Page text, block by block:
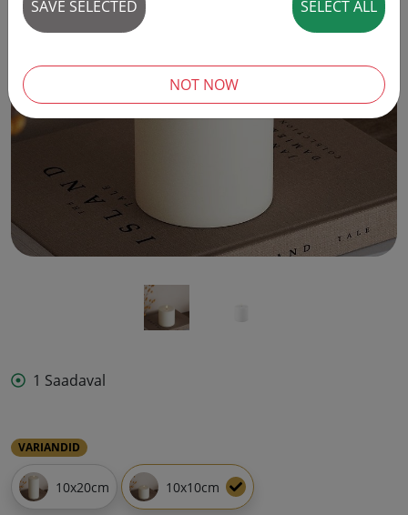
1 Saadaval
VARIANDID
10x20cm 10x10cm
SAVE SELECTED SELECT ALL
NOT NOW